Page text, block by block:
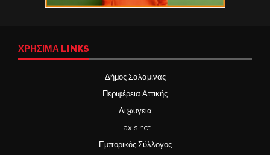
ΧΡΉΣΙΜΑ LINKS
Δήμος Σαλαμίνας
Περιφέρεια Αττικής
Δι@υγεια
Taxis net
Εμπορικός Σύλλογος